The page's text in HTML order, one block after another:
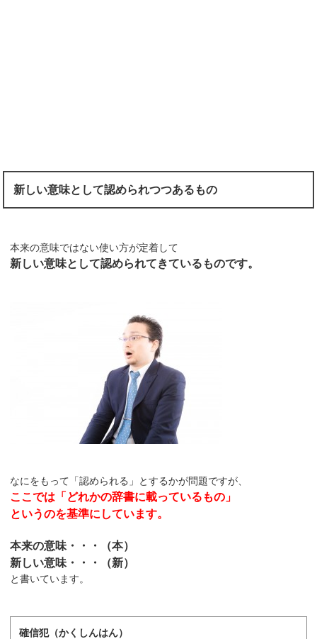
新しい意味として認められつつあるもの
本来の意味ではない使い方が定着して
新しい意味として認められてきているものです。
なにをもって「認められる」とするかが問題ですが、
ここでは「どれかの辞書に載っているもの」
というのを基準にしています。
本来の意味・・・（本）
新しい意味・・・（新）
と書いています。
確信犯（かくしんはん）